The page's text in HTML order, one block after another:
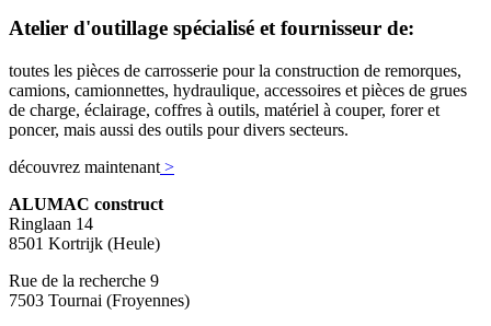
Atelier d'outillage spécialisé et fournisseur de:
toutes les pièces de carrosserie pour la construction de remorques,
camions, camionnettes, hydraulique, accessoires et pièces de grues
de charge, éclairage, coffres à outils, matériel à couper, forer et
poncer, mais aussi des outils pour divers secteurs.
découvrez maintenant >
ALUMAC construct
Ringlaan 14
8501 Kortrijk (Heule)
Rue de la recherche 9
7503 Tournai (Froyennes)